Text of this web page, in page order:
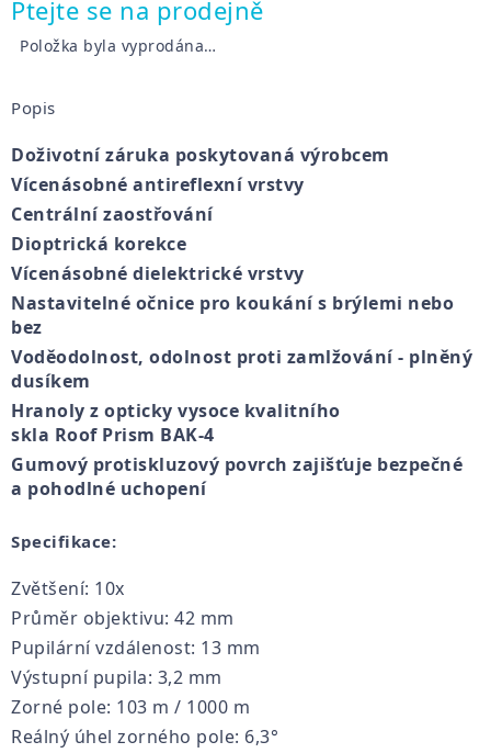
cena:
Ptejte se na prodejně
Položka byla vyprodána…
Popis
Doživotní záruka poskytovaná výrobcem
Vícenásobné antireflexní vrstvy
Centrální zaostřování
Dioptrická korekce
Vícenásobné dielektrické vrstvy
Nastavitelné očnice pro koukání s brýlemi nebo
bez
Voděodolnost, odolnost proti zamlžování - plněný
dusíkem
Hranoly z opticky vysoce kvalitního
skla Roof Prism BAK-4
Gumový protiskluzový povrch zajišťuje bezpečné
a pohodlné uchopení
Specifikace:
Zvětšení: 10x
Průměr objektivu: 42 mm
Pupilární vzdálenost: 13 mm
Výstupní pupila: 3,2 mm
Zorné pole: 103 m / 1000 m
Reálný úhel zorného pole: 6,3°